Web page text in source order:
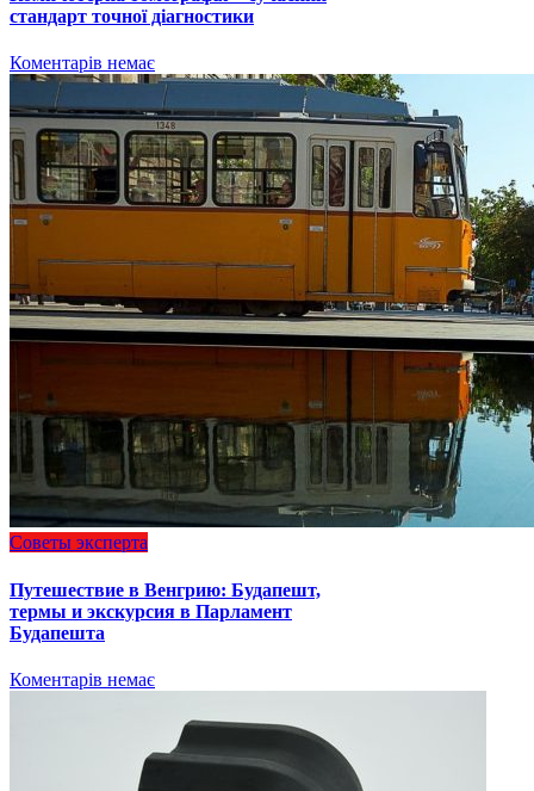
стандарт точної діагностики
Коментарів немає
Советы эксперта
Путешествие в Венгрию: Будапешт,
термы и экскурсия в Парламент
Будапешта
Коментарів немає